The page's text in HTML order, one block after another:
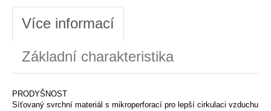
Více informací
Základní charakteristika
PRODYŠNOST
Síťovaný svrchní materiál s mikroperforací pro lepší cirkulaci vzduchu